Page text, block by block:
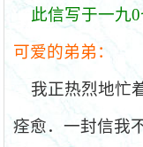
此信写于一九0
可爱的弟弟：
我正热烈地忙
痊愈．一封信我